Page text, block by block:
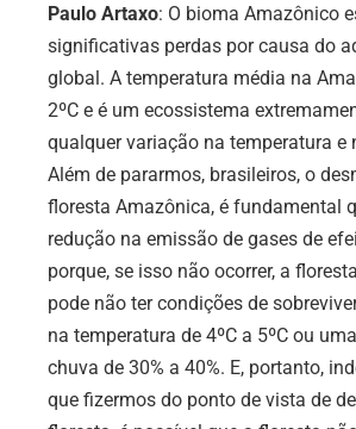
Paulo Artaxo: O bioma Amazônico
significativas perdas por causa do
global. A temperatura média na
2ºC e é um ecossistema
qualquer variação na temperatura e
Além de pararmos, brasileiros, o
floresta Amazônica, é fundamental
redução na emissão de gases de
porque, se isso não ocorrer, a
pode não ter condições de
na temperatura de 4ºC a 5ºC ou
chuva de 30% a 40%. E, portanto,
que fizermos do ponto de vista de